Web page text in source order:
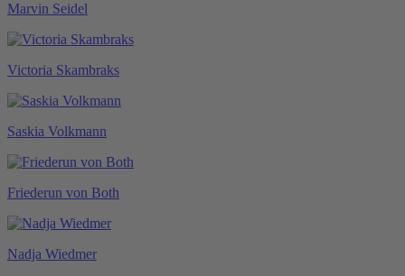
Marvin Seidel
Victoria Skambraks
Saskia Volkmann
Friederun von Both
Nadja Wiedmer